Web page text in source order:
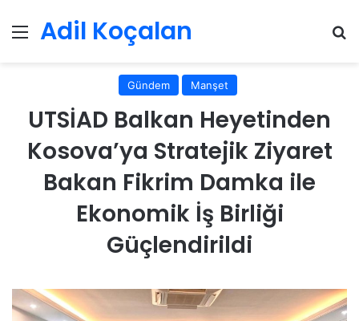
Menü
Adil Koçalan
Gündem Manşet
UTSİAD Balkan Heyetinden
Kosova’ya Stratejik Ziyaret
Bakan Fikrim Damka ile
Ekonomik İş Birliği
Güçlendirildi